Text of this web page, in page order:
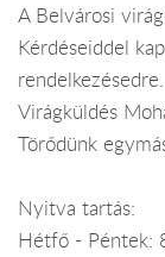
A Belvárosi
Kérdéseiddel
rendelkezésedre.
Virágküldés
Törődünk
Nyitva tartás:
Hétfő - Péntek: